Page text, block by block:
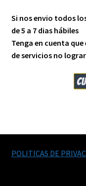
Si nos envio todos
de 5 a 7 dias hábiles
Tenga en cuenta
de servicios no
POLITICAS DE